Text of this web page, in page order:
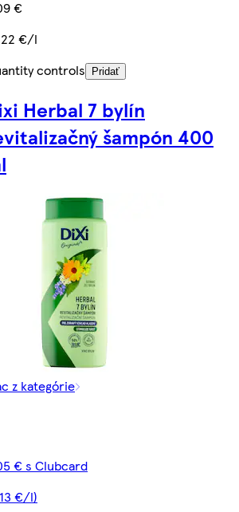
€
€/l
controls
Pridať
Herbal 7 bylín
šampón 400
z kategórie
€ s Clubcard
€/l)